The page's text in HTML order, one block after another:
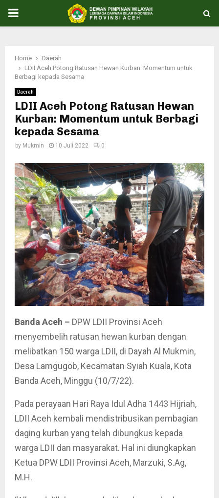
PRIMARY
Home
Daerah
LDII Aceh Potong Ratusan Hewan Kurban: Momentum untuk
Berbagi kepada Sesama
Daerah
LDII Aceh Potong Ratusan Hewan
Kurban: Momentum untuk Berbagi
kepada Sesama
by Mukmin 10 Juli 2022 0
Banda Aceh – DPW LDII Provinsi Aceh
menyembelih ratusan hewan kurban dengan
melibatkan 150 warga LDII, di Dayah Al Mukmin,
Desa Lamgugob, Kecamatan Syiah Kuala, Kota
Banda Aceh, Minggu (10/7/22).
Pada perayaan Hari Raya Idul Adha 1443 Hijriah,
LDII Aceh kembali mendistribusikan pembagian
daging kurban yang telah dibungkus kepada
warga LDII dan masyarakat. Hal ini diungkapkan
Ketua DPW LDII Provinsi Aceh, Marzuki, S.Ag,
M.H.